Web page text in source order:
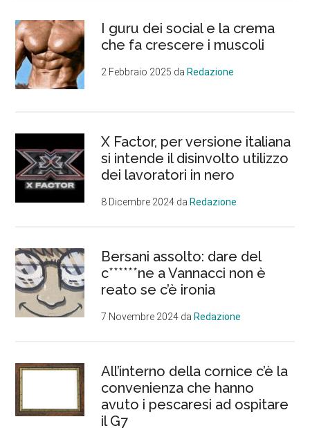
I guru dei social e la crema
che fa crescere i muscoli
2 Febbraio 2025 daRedazione
X Factor, per versione italiana
si intende il disinvolto utilizzo
dei lavoratori in nero
8 Dicembre 2024 daRedazione
Bersani assolto: dare del
c******ne a Vannacci non è
reato se c’è ironia
7 Novembre 2024 daRedazione
All’interno della cornice c’è la
convenienza che hanno
avuto i pescaresi ad ospitare
il G7